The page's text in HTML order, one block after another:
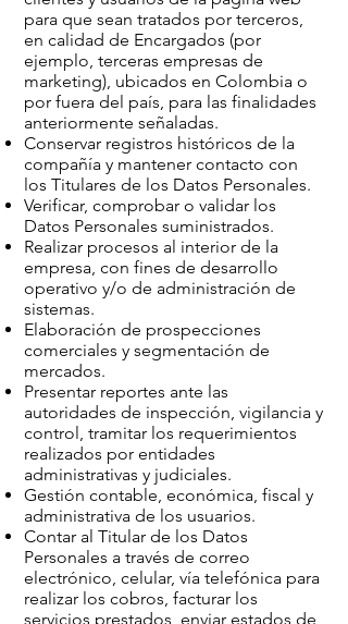
para que sean tratados por terceros,
en calidad de Encargados (por
ejemplo, terceras empresas de
marketing), ubicados en Colombia o
por fuera del país, para las finalidades
anteriormente señaladas.
Conservar registros históricos de la
compañía y mantener contacto con
los Titulares de los Datos Personales.
Verificar, comprobar o validar los
Datos Personales suministrados.
Realizar procesos al interior de la
empresa, con fines de desarrollo
operativo y/o de administración de
sistemas.
Elaboración de prospecciones
comerciales y segmentación de
mercados.
Presentar reportes ante las
autoridades de inspección, vigilancia y
control, tramitar los requerimientos
realizados por entidades
administrativas y judiciales.
Gestión contable, económica, fiscal y
administrativa de los usuarios.
Contar al Titular de los Datos
Personales a través de correo
electrónico, celular, vía telefónica para
realizar los cobros, facturar los
servicios prestados, enviar estados de